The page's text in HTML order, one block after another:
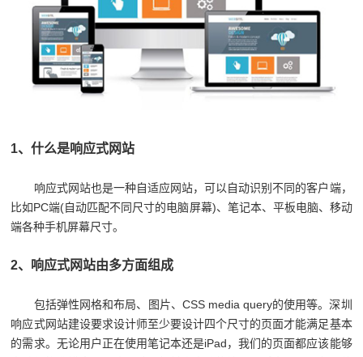
1、什么是响应式网站
响应式网站也是一种自适应网站，可以自动识别不同的客户端，
比如PC端(自动匹配不同尺寸的电脑屏幕)、笔记本、平板电脑、移动
端各种手机屏幕尺寸。
2、响应式网站由多方面组成
包括弹性网格和布局、图片、CSS media query的使用等。深圳
响应式网站建设要求设计师至少要设计四个尺寸的页面才能满足基本
的需求。无论用户正在使用笔记本还是iPad，我们的页面都应该能够